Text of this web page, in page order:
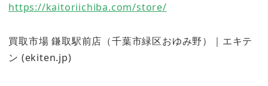
https://kaitoriichiba.com/store/
買取市場 鎌取駅前店（千葉市緑区おゆみ野）｜エキテ
ン (ekiten.jp)